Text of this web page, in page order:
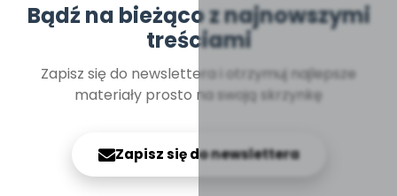
Bądź na bieżąco z najnowszymi
treściami
Zapisz się do newslettera i otrzymuj najlepsze
materiały prosto na swoją skrzynkę
Zapisz się do newslettera